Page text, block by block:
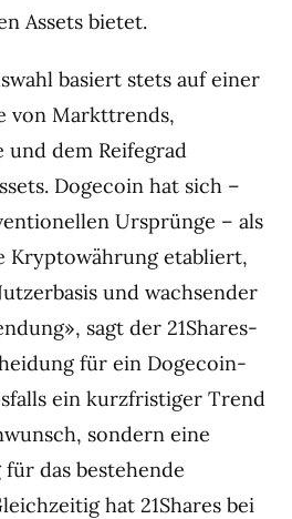
Assets bietet.
basiert stets auf einer
von Markttrends,
und dem Reifegrad
Dogecoin hat sich –
Ursprünge – als
Kryptowährung etabliert,
und wachsender
sagt der 21Shares-
für ein Dogecoin-
ein kurzfristiger Trend
sondern eine
das bestehende
hat 21Shares bei